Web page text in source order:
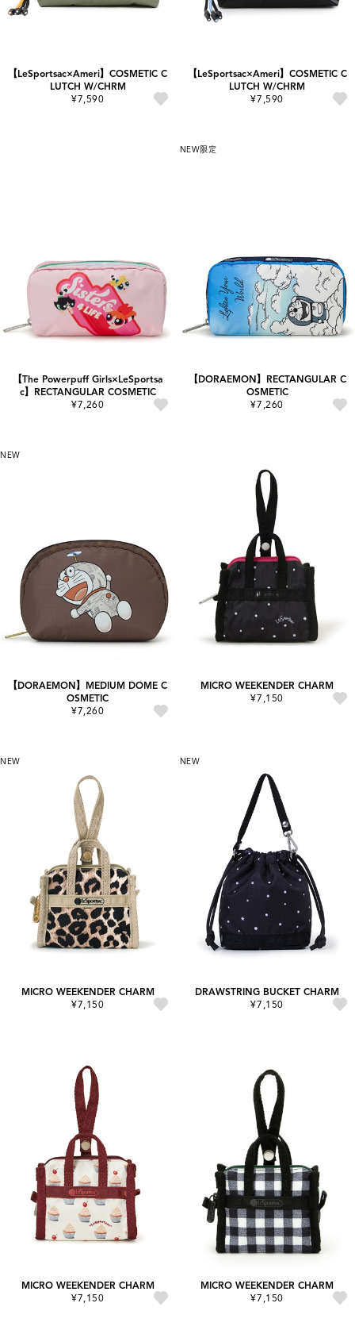
【LeSportsac×Ameri】COSMETIC C
LUTCH W/CHRM
¥7,590
【LeSportsac×Ameri】COSMETIC C
LUTCH W/CHRM
¥7,590
【The Powerpuff Girls×LeSportsa
c】RECTANGULAR COSMETIC
¥7,260
NEW限定
【DORAEMON】RECTANGULAR C
OSMETIC
¥7,260
NEW
【DORAEMON】MEDIUM DOME C
OSMETIC
¥7,260
MICRO WEEKENDER CHARM
¥7,150
NEW
MICRO WEEKENDER CHARM
¥7,150
NEW
DRAWSTRING BUCKET CHARM
¥7,150
MICRO WEEKENDER CHARM
¥7,150
MICRO WEEKENDER CHARM
¥7,150